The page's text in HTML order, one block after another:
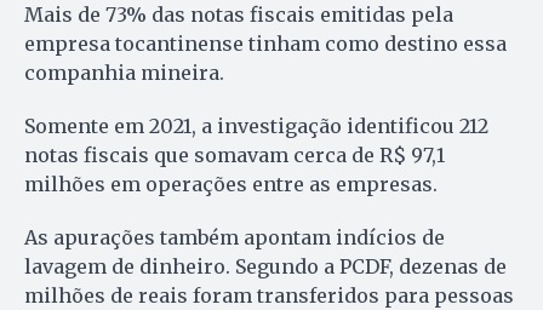
Mais de 73% das notas fiscais emitidas pela
empresa tocantinense tinham como destino essa
companhia mineira.
Somente em 2021, a investigação identificou 212
notas fiscais que somavam cerca de R$ 97,1
milhões em operações entre as empresas.
As apurações também apontam indícios de
lavagem de dinheiro. Segundo a PCDF, dezenas de
milhões de reais foram transferidos para pessoas